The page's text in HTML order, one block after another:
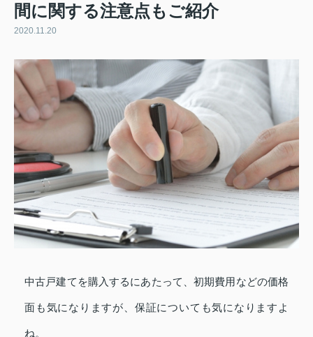
間に関する注意点もご紹介
2020.11.20
中古戸建てを購入するにあたって、初期費用などの価格
面も気になりますが、保証についても気になりますよ
ね。